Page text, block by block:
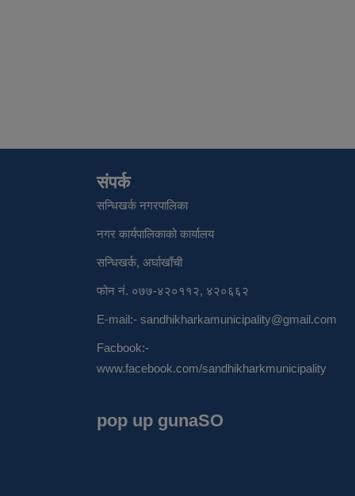
संपर्क
सन्धिखर्क नगरपालिका
नगर कार्यपालिकाको कार्यालय
सन्धिखर्क, अर्घाखाँची
फोन नं. ०७७-४२०११२, ४२०६६२
E-mail:- sandhikharkamunicipality@gmail.com
Facbook:-
www.facebook.com/sandhikharkmunicipality
pop up gunaSO